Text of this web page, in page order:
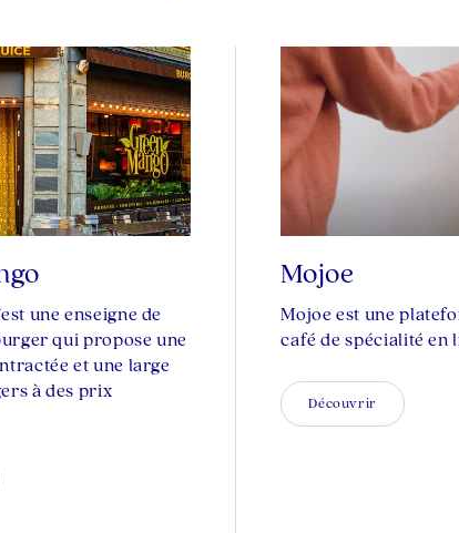
une enseigne de
qui propose une
et une large
à des prix
Mojoe
Mojoe est une
café de spécialité en
Découvrir